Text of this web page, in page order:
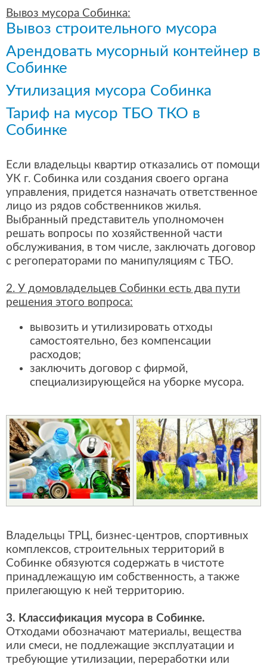
Вывоз мусора Собинка:
Вывоз строительного мусора
Арендовать мусорный контейнер в
Собинке
Утилизация мусора Собинка
Тариф на мусор ТБО ТКО в
Собинке
Если владельцы квартир отказались от помощи
УК г. Собинка или создания своего органа
управления, придется назначать ответственное
лицо из рядов собственников жилья.
Выбранный представитель уполномочен
решать вопросы по хозяйственной части
обслуживания, в том числе, заключать договор
с регоператорами по манипуляциям с ТБО.
2. У домовладельцев Собинки есть два пути
решения этого вопроса:
вывозить и утилизировать отходы
самостоятельно, без компенсации
расходов;
заключить договор с фирмой,
специализирующейся на уборке мусора.
Владельцы ТРЦ, бизнес-центров, спортивных
комплексов, строительных территорий в
Собинке обязуются содержать в чистоте
принадлежащую им собственность, а также
прилегающую к ней территорию.
3. Классификация мусора в Собинке.
Отходами обозначают материалы, вещества
или смеси, не подлежащие эксплуатации и
требующие утилизации, переработки или